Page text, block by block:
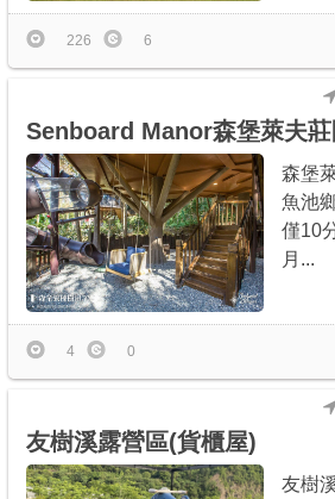
226 6
Senboard Manor森堡萊夫
森堡
魚池
僅10
月...
4 0
友樹溪露營區(貨櫃屋)
友樹